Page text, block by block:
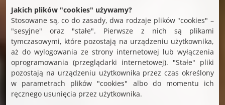
Jakich plików "cookies" używamy?
Stosowane są, co do zasady, dwa rodzaje plików "cookies" –
"sesyjne" oraz "stałe". Pierwsze z nich są plikami
tymczasowymi, które pozostają na urządzeniu użytkownika,
aż do wylogowania ze strony internetowej lub wyłączenia
oprogramowania (przeglądarki internetowej). "Stałe" pliki
pozostają na urządzeniu użytkownika przez czas określony
w parametrach plików "cookies" albo do momentu ich
ręcznego usunięcia przez użytkownika.